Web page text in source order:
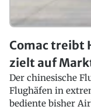
Comac treibt
zielt auf
Der chinesische
Flughäfen in
bediente bisher